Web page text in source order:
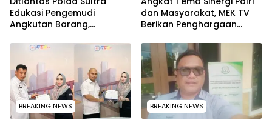
Edukasi Pengemudi
Angkutan Barang,
Kendaraan Demi
dan Masyarakat, MEK TV
Berikan Penghargaan
melalui Kabid Humas
BREAKING NEWS BREAKING NEWS